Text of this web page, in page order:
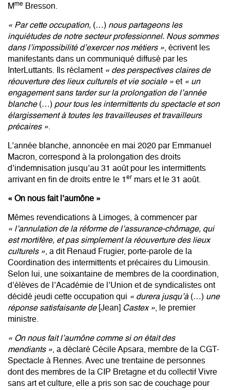
Mme Bresson.
« Par cette occupation, (…) nous partageons les
inquiétudes de notre secteur professionnel. Nous sommes
dans l’impossibilité d’exercer nos métiers », écrivent les
manifestants dans un communiqué diffusé par les
InterLuttants. Ils réclament « des perspectives claires de
réouverture des lieux culturels et vie sociale » et « un
engagement sans tarder sur la prolongation de l’année
blanche (…) pour tous les intermittents du spectacle et son
élargissement à toutes les travailleuses et travailleurs
précaires ».
L’année blanche, annoncée en mai 2020 par Emmanuel
Macron, correspond à la prolongation des droits
d’indemnisation jusqu’au 31 août pour les intermittents
arrivant en fin de droits entre le 1 er mars et le 31 août.
« On nous fait l’aumône »
Mêmes revendications à Limoges, à commencer par
« l’annulation de la réforme de l’assurance-chômage, qui
est mortifère, et pas simplement la réouverture des lieux
culturels », a dit Renaud Frugier, porte-parole de la
Coordination des intermittents et précaires du Limousin.
Selon lui, une soixantaine de membres de la coordination,
d’élèves de l’Académie de l’Union et de syndicalistes ont
décidé jeudi cette occupation qui « durera jusqu’à (…) une
réponse satisfaisante de [Jean] Castex », le premier
ministre.
« On nous fait l’aumône comme si on était des
mendiants », a déclaré Cécile Apsara, membre de la CGT-
Spectacle à Rennes. Avec une trentaine de personnes
dont des membres de la CIP Bretagne et du collectif Vivre
sans art et culture, elle a pris son sac de couchage pour